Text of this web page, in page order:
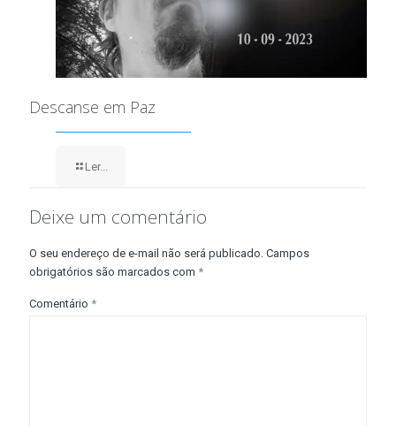
Descanse em Paz
Ler...
Deixe um comentário
O seu endereço de e-mail não será publicado. Campos
obrigatórios são marcados com *
Comentário *